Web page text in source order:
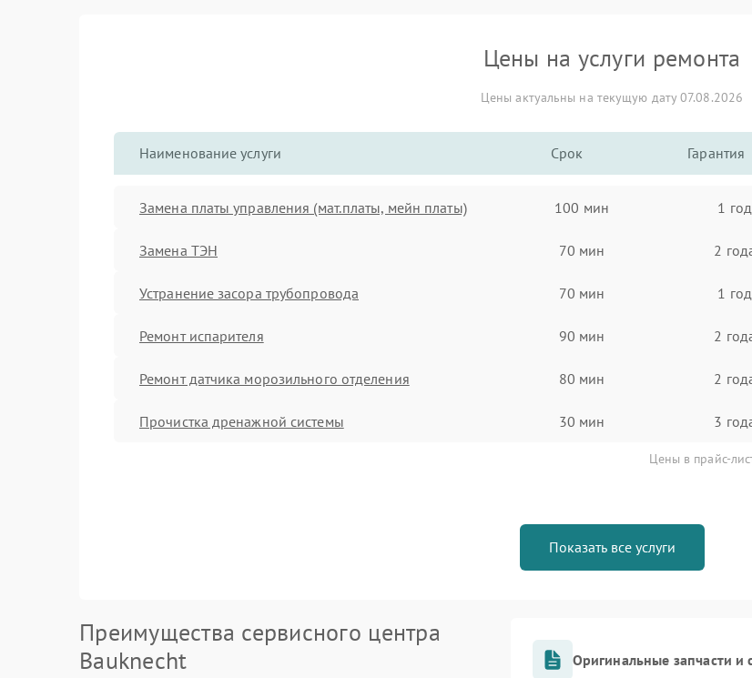
Цены на услуги ремонта
Цены актуальны на текущую дату 07.08.2026
Наименование услуги Срок Гарантия
Замена платы управления (мат.платы, мейн платы) 100 мин 1 год
Замена ТЭН 70 мин 2
Устранение засора трубопровода 70 мин 1 год
Ремонт испарителя 90 мин 2
Ремонт датчика морозильного отделения 80 мин 2
Прочистка дренажной системы 30 мин 3
Цены в прайс-
Показать все услуги
Преимущества сервисного центра
Bauknecht
Оригинальные запчасти